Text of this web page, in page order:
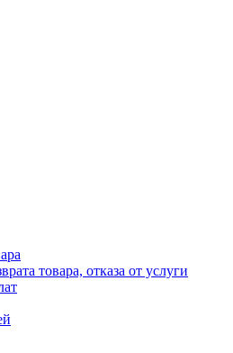
товара, отказа от услуги